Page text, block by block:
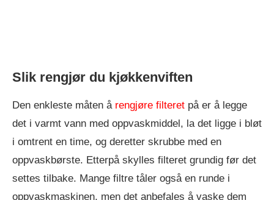
Slik rengjør du kjøkkenviften
Den enkleste måten å rengjøre filteret på er å legge
det i varmt vann med oppvaskmiddel, la det ligge i bløt
i omtrent en time, og deretter skrubbe med en
oppvaskbørste. Etterpå skylles filteret grundig før det
settes tilbake. Mange filtre tåler også en runde i
oppvaskmaskinen, men det anbefales å vaske dem